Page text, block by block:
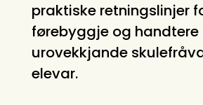
praktiske retningslinjer
førebyggje og handtere
urovekkjande
elevar.